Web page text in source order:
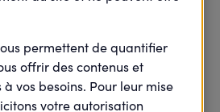
2 minute(s) de lecture
min de lecture
jour le1 octobre 2025
permettent de quantifier
offrir des contenus et
vos besoins. Pour leur mise
votre autorisation